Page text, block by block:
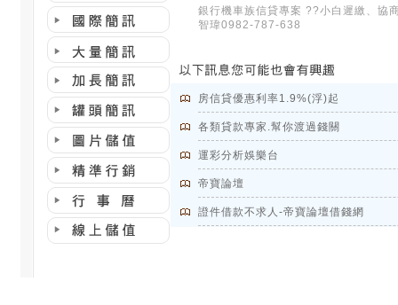
銀行機車族信貸專案 ??小白遲繳、協
智瑋0982-787-638
房信貸優惠利率1.9%(浮)起
各類貸款專家.幫你渡過錢關
運彩分析娛樂台
帝寶論壇
證件借款不求人-帝寶論壇借錢網